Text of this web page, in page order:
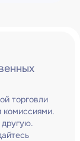
торговли
комиссиями.